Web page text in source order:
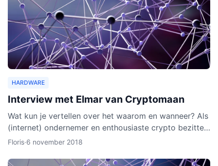
HARDWARE
Interview met Elmar van Cryptomaan
Wat kun je vertellen over het waarom en wanneer? Als
(internet) ondernemer en enthousiaste crypto bezitter
was het een logische keuze om de webshop te
Floris·6 november 2018